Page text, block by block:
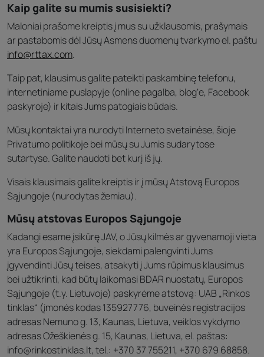
Kaip galite su mumis susisiekti?
Maloniai prašome kreiptis į mus su užklausomis, prašymais
ar pastabomis dėl Jūsų Asmens duomenų tvarkymo el. paštu
info@rttax.com.
Taip pat, klausimus galite pateikti paskambinę telefonu,
internetiniame puslapyje (online pagalba, blog‘e, Facebook
paskyroje) ir kitais Jums patogiais būdais.
Mūsų kontaktai yra nurodyti Interneto svetainėse, šioje
Privatumo politikoje bei mūsų su Jumis sudarytose
sutartyse. Galite naudoti bet kurį iš jų.
Visais klausimais galite kreiptis ir į mūsų Atstovą Europos
Sąjungoje (nurodytas žemiau).
Mūsų atstovas Europos Sąjungoje
Kadangi esame įsikūrę JAV, o Jūsų kilmės ar gyvenamoji vieta
yra Europos Sąjungoje, siekdami palengvinti Jums
įgyvendinti Jūsų teises, atsakyti į Jums rūpimus klausimus
bei užtikrinti, kad būtų laikomasi BDAR nuostatų, Europos
Sąjungoje (t.y. Lietuvoje) paskyrėme atstovą: UAB „Rinkos
tinklas“ (įmonės kodas 135927776, buveinės registracijos
adresas Nemuno g. 13, Kaunas, Lietuva, veiklos vykdymo
adresas Ožeškienės g. 15, Kaunas, Lietuva, el. paštas:
info@rinkostinklas.lt, tel.: +370 37 755211, +370 679 68858.